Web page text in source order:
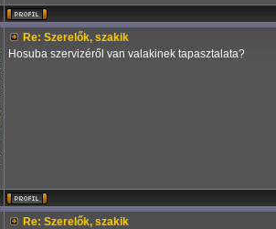
Re: Szerelők, szakik
Hosuba szervizéről van valakinek tapasztalata?
Re: Szerelők, szakik